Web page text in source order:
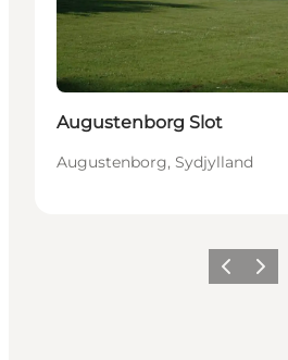
Augustenborg Slot
Augustenborg, Sydjylland
ForrigeNæste